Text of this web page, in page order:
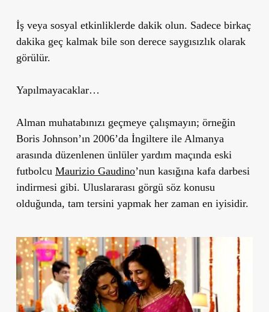
İş veya sosyal etkinliklerde dakik olun. Sadece birkaç
dakika geç kalmak bile son derece saygısızlık olarak
görülür.
Yapılmayacaklar…
Alman muhatabınızı geçmeye çalışmayın; örneğin
Boris Johnson’ın 2006’da İngiltere ile Almanya
arasında düzenlenen ünlüler yardım maçında eski
futbolcu Maurizio Gaudino’nun kasığına kafa darbesi
indirmesi gibi. Uluslararası görgü söz konusu
olduğunda, tam tersini yapmak her zaman en iyisidir.